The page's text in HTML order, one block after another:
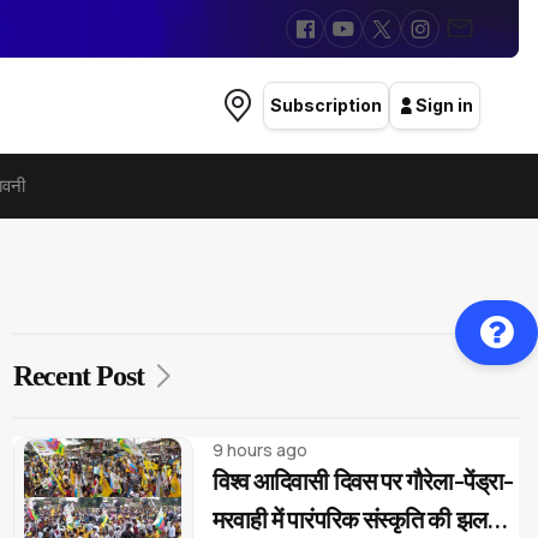
Subscription Sign in
Recent Post
9 hours ago
विश्व आदिवासी दिवस पर गौरेला-पेंड्रा-
मरवाही में पारंपरिक संस्कृति की झलक,